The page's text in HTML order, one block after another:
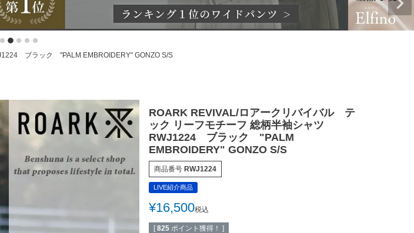
ブラック "PALM EMBROIDERY" GONZO S/S
ROARK REVIVAL/ロアークリバイバル テ
ック リーフモチーフ 総柄半袖シャツ
RWJ1224 ブラック "PALM
EMBROIDERY" GONZO S/S
商品番号 RWJ1224
LIVE紹介商品
¥16,500税込
[ 825 ポイント獲得！ ]